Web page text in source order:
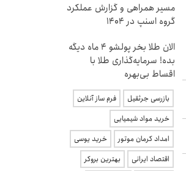
مسیر همراهی و گزارش عملکرد
گروه اسنپ در ۱۴۰۴
الان طلا بخر پولشو 4 ماه دیگه
بده! سرمایه‌گذاری طلا با
اقساط بی‌بهره
بازرسی جرثقیل
فرم ساز آنلاین
خرید مواد شیمیایی
امداد کرمان موتور
خرید یوسی
اقتصاد ایرانی
بهترین بروکر